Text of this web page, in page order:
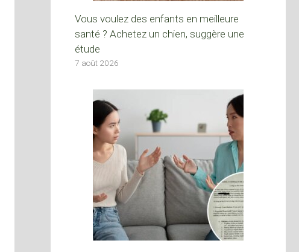
Vous voulez des enfants en meilleure
santé ? Achetez un chien, suggère une
étude
7 août 2026